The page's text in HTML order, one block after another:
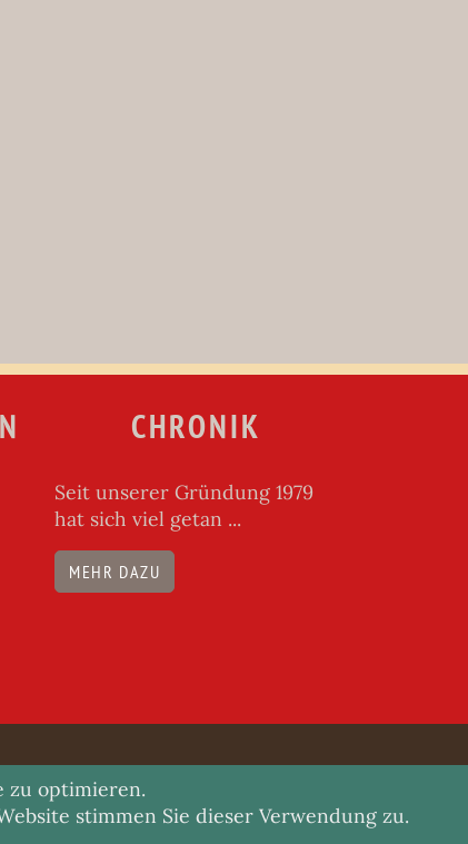
zu optimieren.
stimmen Sie dieser Verwendung zu.
CHRONIK
Seit unserer Gründung 1979
hat sich viel getan ...
MEHR DAZU